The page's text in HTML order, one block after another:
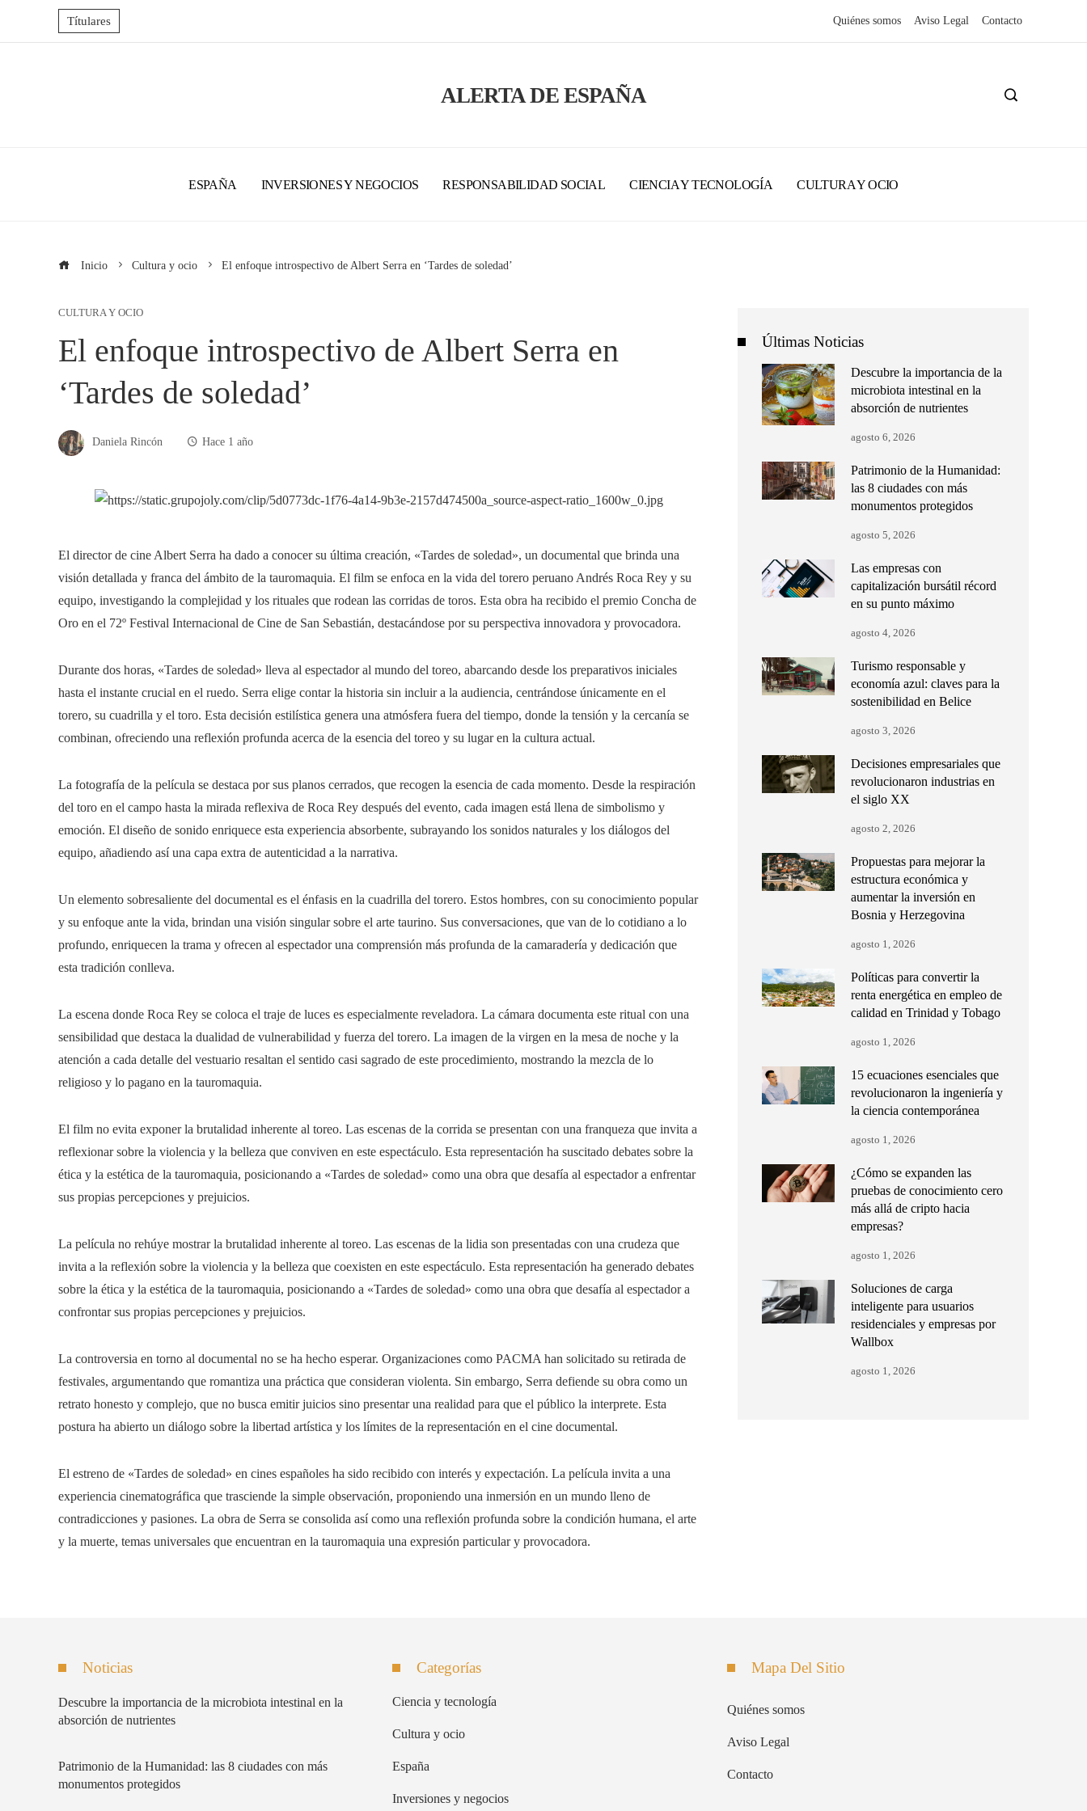
Títulares Quiénes somos Aviso Legal Contacto
ALERTA DE ESPAÑA
ESPAÑA INVERSIONES Y NEGOCIOS RESPONSABILIDAD SOCIAL CIENCIA Y TECNOLOGÍA CULTURA Y OCIO
Inicio Cultura y ocio El enfoque introspectivo de Albert Serra en ‘Tardes de soledad’
CULTURA Y OCIO
El enfoque introspectivo de Albert Serra en
‘Tardes de soledad’
Daniela Rincón Hace 1 año
​El director de cine Albert Serra ha dado a conocer su última creación, «Tardes de soledad», un documental que brinda una
visión detallada y franca del ámbito de la tauromaquia. El film se enfoca en la vida del torero peruano Andrés Roca Rey y su
equipo, investigando la complejidad y los rituales que rodean las corridas de toros. Esta obra ha recibido el premio Concha de
Oro en el 72º Festival Internacional de Cine de San Sebastián, destacándose por su perspectiva innovadora y provocadora.​
Durante dos horas, «Tardes de soledad» lleva al espectador al mundo del toreo, abarcando desde los preparativos iniciales
hasta el instante crucial en el ruedo. Serra elige contar la historia sin incluir a la audiencia, centrándose únicamente en el
torero, su cuadrilla y el toro. Esta decisión estilística genera una atmósfera fuera del tiempo, donde la tensión y la cercanía se
combinan, ofreciendo una reflexión profunda acerca de la esencia del toreo y su lugar en la cultura actual.
La fotografía de la película se destaca por sus planos cerrados, que recogen la esencia de cada momento. Desde la respiración
del toro en el campo hasta la mirada reflexiva de Roca Rey después del evento, cada imagen está llena de simbolismo y
emoción. El diseño de sonido enriquece esta experiencia absorbente, subrayando los sonidos naturales y los diálogos del
equipo, añadiendo así una capa extra de autenticidad a la narrativa.​
Un elemento sobresaliente del documental es el énfasis en la cuadrilla del torero. Estos hombres, con su conocimiento popular
y su enfoque ante la vida, brindan una visión singular sobre el arte taurino. Sus conversaciones, que van de lo cotidiano a lo
profundo, enriquecen la trama y ofrecen al espectador una comprensión más profunda de la camaradería y dedicación que
esta tradición conlleva.
La escena donde Roca Rey se coloca el traje de luces es especialmente reveladora. La cámara documenta este ritual con una
sensibilidad que destaca la dualidad de vulnerabilidad y fuerza del torero. La imagen de la virgen en la mesa de noche y la
atención a cada detalle del vestuario resaltan el sentido casi sagrado de este procedimiento, mostrando la mezcla de lo
religioso y lo pagano en la tauromaquia.​
El film no evita exponer la brutalidad inherente al toreo. Las escenas de la corrida se presentan con una franqueza que invita a
reflexionar sobre la violencia y la belleza que conviven en este espectáculo. Esta representación ha suscitado debates sobre la
ética y la estética de la tauromaquia, posicionando a «Tardes de soledad» como una obra que desafía al espectador a enfrentar
sus propias percepciones y prejuicios.
La película no rehúye mostrar la brutalidad inherente al toreo. Las escenas de la lidia son presentadas con una crudeza que
invita a la reflexión sobre la violencia y la belleza que coexisten en este espectáculo. Esta representación ha generado debates
sobre la ética y la estética de la tauromaquia, posicionando a «Tardes de soledad» como una obra que desafía al espectador a
confrontar sus propias percepciones y prejuicios.
La controversia en torno al documental no se ha hecho esperar. Organizaciones como PACMA han solicitado su retirada de
festivales, argumentando que romantiza una práctica que consideran violenta. Sin embargo, Serra defiende su obra como un
retrato honesto y complejo, que no busca emitir juicios sino presentar una realidad para que el público la interprete. Esta
postura ha abierto un diálogo sobre la libertad artística y los límites de la representación en el cine documental.​
El estreno de «Tardes de soledad» en cines españoles ha sido recibido con interés y expectación. La película invita a una
experiencia cinematográfica que trasciende la simple observación, proponiendo una inmersión en un mundo lleno de
contradicciones y pasiones. La obra de Serra se consolida así como una reflexión profunda sobre la condición humana, el arte
y la muerte, temas universales que encuentran en la tauromaquia una expresión particular y provocadora.​
Últimas Noticias
Descubre la importancia de la
microbiota intestinal en la
absorción de nutrientes
agosto 6, 2026
Patrimonio de la Humanidad:
las 8 ciudades con más
monumentos protegidos
agosto 5, 2026
Las empresas con
capitalización bursátil récord
en su punto máximo
agosto 4, 2026
Turismo responsable y
economía azul: claves para la
sostenibilidad en Belice
agosto 3, 2026
Decisiones empresariales que
revolucionaron industrias en
el siglo XX
agosto 2, 2026
Propuestas para mejorar la
estructura económica y
aumentar la inversión en
Bosnia y Herzegovina
agosto 1, 2026
Políticas para convertir la
renta energética en empleo de
calidad en Trinidad y Tobago
agosto 1, 2026
15 ecuaciones esenciales que
revolucionaron la ingeniería y
la ciencia contemporánea
agosto 1, 2026
¿Cómo se expanden las
pruebas de conocimiento cero
más allá de cripto hacia
empresas?
agosto 1, 2026
Soluciones de carga
inteligente para usuarios
residenciales y empresas por
Wallbox
agosto 1, 2026
Noticias
Descubre la importancia de la microbiota intestinal en la
absorción de nutrientes
Patrimonio de la Humanidad: las 8 ciudades con más
monumentos protegidos
Categorías
Ciencia y tecnología
Cultura y ocio
España
Inversiones y negocios
Mapa Del Sitio
Quiénes somos
Aviso Legal
Contacto